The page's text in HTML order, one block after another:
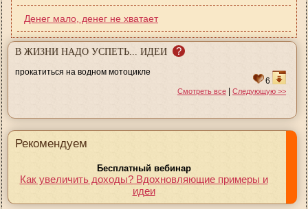
Денег мало, денег не хватает
В ЖИЗНИ НАДО УСПЕТЬ... ИДЕИ ?
прокатиться на водном мотоцикле
6
Смотреть все | Следующую >>
Рекомендуем
Бесплатный вебинар
Как увеличить доходы? Вдохновляющие примеры и
идеи